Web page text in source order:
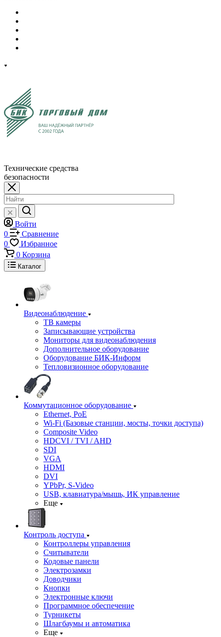
Технические средства
безопасности
Войти
0
Сравнение
0
Избранное
0 Корзина
Каталог
Видеонаблюдение
ТВ камеры
Записывающие устройства
Мониторы для видеонаблюдения
Дополнительное оборудование
Оборудование БИК-Информ
Тепловизионное оборудование
Коммутационное оборудование
Ethernet, PoE
Wi-Fi (Базовые станции, мосты, точки доступа)
Composite Video
HDCVI / TVI / AHD
SDI
VGA
HDMI
DVI
YPbPr, S-Video
USB, клавиатура/мышь, ИК управление
Еще
Контроль доступа
Контроллеры управления
Считыватели
Кодовые панели
Электрозамки
Доводчики
Кнопки
Электронные ключи
Программное обеспечение
Турникеты
Шлагбаумы и автоматика
Еще